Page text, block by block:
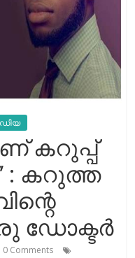
കറുപ്പ്
: കറുത്ത
ഡോക്ടർ
0 Comments